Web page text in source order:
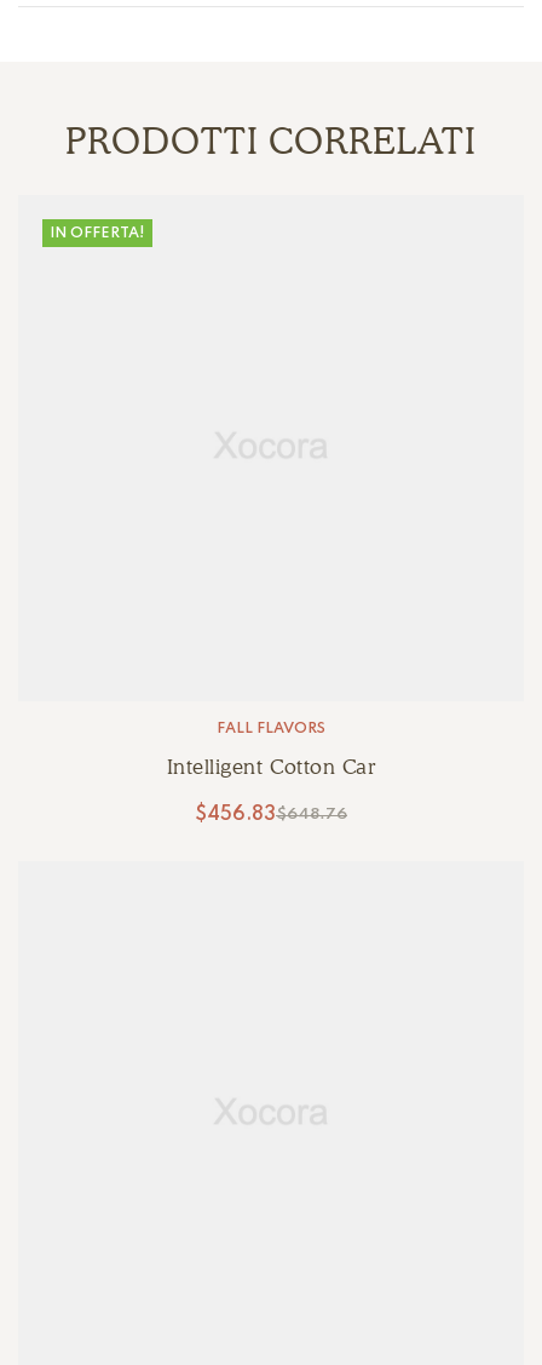
PRODOTTI CORRELATI
IN OFFERTA!
FALL FLAVORS
Intelligent Cotton Car
$648.76
$456.83